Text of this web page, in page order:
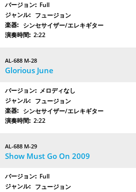
Full
フュージョン
シンセサイザー/エレキギター
2:22
AL-688 M-28
Glorious June
メロディなし
フュージョン
シンセサイザー/エレキギター
2:22
AL-688 M-29
Show Must Go On 2009
Full
フュージョン